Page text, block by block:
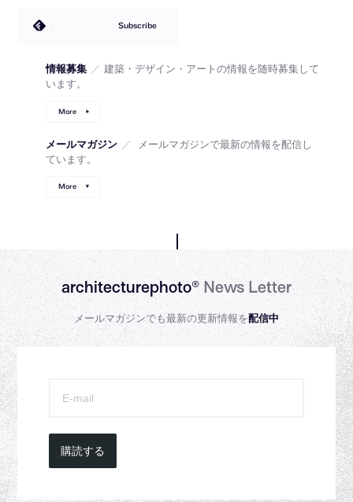
Subscribe
情報募集 ／ 建築・デザイン・アートの情報を随時募集して
います。
More
メールマガジン ／
メールマガジンで最新の情報を配信し
ています。
More
architecturephoto®News Letter
メールマガジンでも最新の更新情報を配信中
購読する